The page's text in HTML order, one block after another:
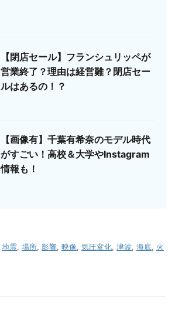
【閉店セール】フランシュリッペが
営業終了？理由は経営難？閉店セー
ルはあるの！？
【画像有】千葉有希奈のモデル時代
がすごい！高校＆大学やInstagram
情報も！
地震, 場所, 影響, 映像, 気圧変化, 津波, 海底, 火